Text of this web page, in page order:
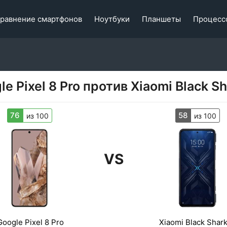
смартфонов Ноутбуки Планшеты
Pixel 8 Pro против Xiaomi Black
76 из 100
VS
58 из 100
Pixel 8 Pro Xiaomi Black